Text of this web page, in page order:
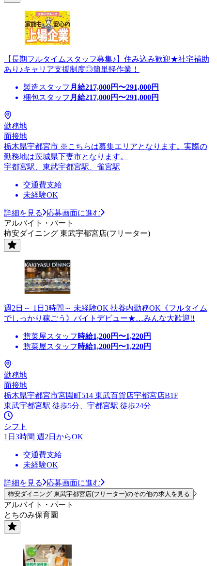
【長期フルタイムスタッフ募集♪】住み込み歓迎★社宅補助
あり♪キャリア支援制度◎簡単軽作業！
製造スタッフ 月給217,000円〜291,000円
梱包スタッフ 月給217,000円〜291,000円
勤務地
面接地
栃木県宇都宮市 ※こちらは募集エリアとなります。実際の
勤務地は茨城県下妻市となります。
宇都宮駅、東武宇都宮駅、雀宮駅
交通費支給
未経験OK
詳細を見る
応募画面に進む
アルバイト・パート
柿安ダイニング 東武宇都宮店(フリーター)
週2日～ 1日3時間～ 未経験OK 扶養内勤務OK《フルタイム
でしっかり稼ごう》バイトデビュー★…みんな大歓迎!!
惣菜屋スタッフ 時給1,200円〜1,220円
惣菜屋スタッフ 時給1,200円〜1,220円
勤務地
面接地
栃木県宇都宮市宮園町514 東武百貨店宇都宮店B1F
東武宇都宮駅 徒歩5分、宇都宮駅 徒歩24分
シフト
1日3時間 週2日からOK
交通費支給
未経験OK
詳細を見る 応募画面に進む
柿安ダイニング 東武宇都宮店(フリーター)のその他の求人を見る
アルバイト・パート
とちのみ保育園